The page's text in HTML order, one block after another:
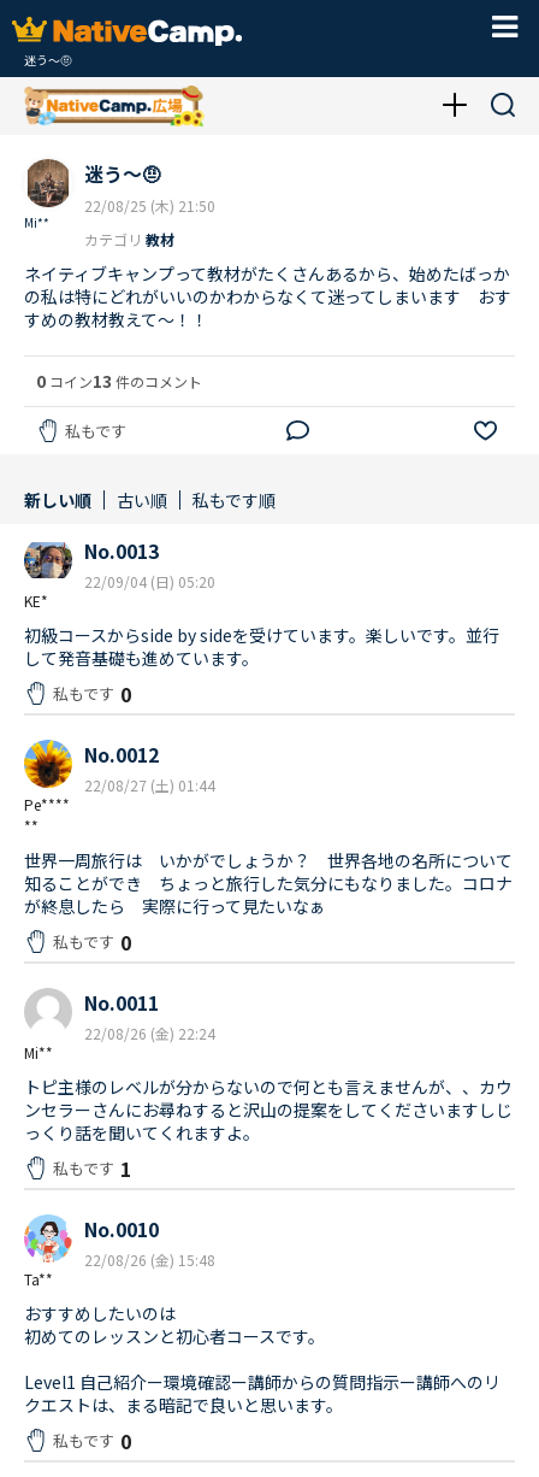
迷う〜🤨
Mi**
迷う〜🤨
22/08/25 (木) 21:50
カテゴリ 教材
ネイティブキャンプって教材がたくさんあるから、始めたばっか
の私は特にどれがいいのかわからなくて迷ってしまいます おす
すめの教材教えて〜！！
0 コイン13 件のコメント
私もです
新しい順 古い順 私もです順
KE*
No.0013
22/09/04 (日) 05:20
初級コースからside by sideを受けています。楽しいです。並行
して発音基礎も進めています。
私もです 0
Pe****
**
No.0012
22/08/27 (土) 01:44
世界一周旅行は いかがでしょうか？ 世界各地の名所について
知ることができ ちょっと旅行した気分にもなりました。コロナ
が終息したら 実際に行って見たいなぁ
私もです 0
Mi**
No.0011
22/08/26 (金) 22:24
トピ主様のレベルが分からないので何とも言えませんが、、カウ
ンセラーさんにお尋ねすると沢山の提案をしてくださいますしじ
っくり話を聞いてくれますよ。
私もです 1
Ta**
No.0010
22/08/26 (金) 15:48
おすすめしたいのは
初めてのレッスンと初心者コースです。
Level1 自己紹介ー環境確認ー講師からの質問指示ー講師へのリ
クエストは、まる暗記で良いと思います。
私もです 0